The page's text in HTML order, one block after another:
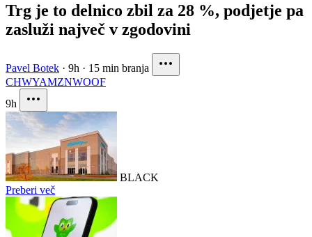
Trg je to delnico zbil za 28 %, podjetje pa
zasluži največ v zgodovini
Pavel Botek · 9h · 15 min branja
CHWYAMZNWOOF
9h
BLACK
Preberi več